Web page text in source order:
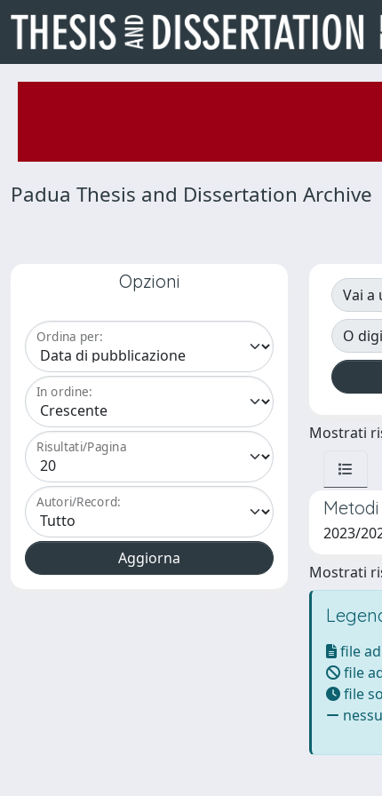
Padua Thesis and Dissertation Archive
Opzioni
Ordina per:
In ordine:
Risultati/Pagina
Autori/Record:
Vai a
O
Mostrati
2023/
Mostrati
file
file
file